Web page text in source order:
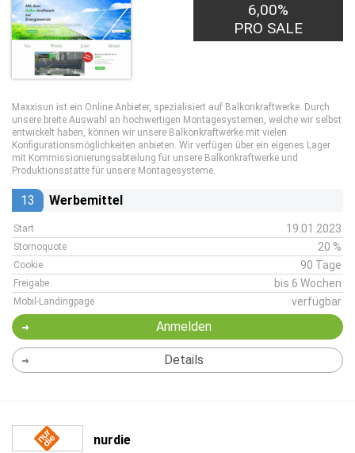
6,00%
PRO SALE
Maxxisun ist ein Online Anbieter, spezialisiert auf Balkonkraftwerke. Durch
unsere breite Auswahl an hochwertigen Montagesystemen, welche wir selbst
entwickelt haben, können wir unsere Balkonkraftwerke mit vielen
Konfigurationsmöglichkeiten anbieten. Wir verfügen über ein eigenes Lager
mit Kommissionierungsabteilung für unsere Balkonkraftwerke und
Produktionsstätte für unsere Montagesysteme.
13 Werbemittel
Start 19.01.2023
Stornoquote 20 %
Cookie 90 Tage
Freigabe bis 6 Wochen
Mobil-Landingpage verfügbar
Anmelden
Details
nurdie